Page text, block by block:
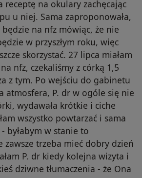
receptę na okulary zachęcając
u niej. Sama zaproponowała,
na nfz mówiąc, że nie
w przyszłym roku, więc
skorzystać. 27 lipca miałam
nfz, czekaliśmy z córką 1,5
z tym. Po wejściu do gabinetu
atmosfera, P. dr w ogóle się nie
wydawała krótkie i ciche
wszystko powtarzać i sama
byłabym w stanie to
zawsze trzeba mieć dobry dzień
P. dr kiedy kolejna wizyta i
dziwne tłumaczenia - że Ona